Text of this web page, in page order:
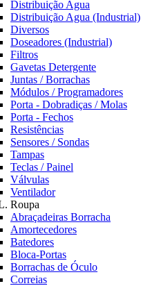
Distribuição Agua
Distribuição Agua (Industrial)
Diversos
Doseadores (Industrial)
Filtros
Gavetas Detergente
Juntas / Borrachas
Módulos / Programadores
Porta - Dobradiças / Molas
Porta - Fechos
Resistências
Sensores / Sondas
Tampas
Teclas / Painel
Válvulas
Ventilador
Roupa
Abraçadeiras Borracha
Amortecedores
Batedores
Bloca-Portas
Borrachas de Óculo
Correias